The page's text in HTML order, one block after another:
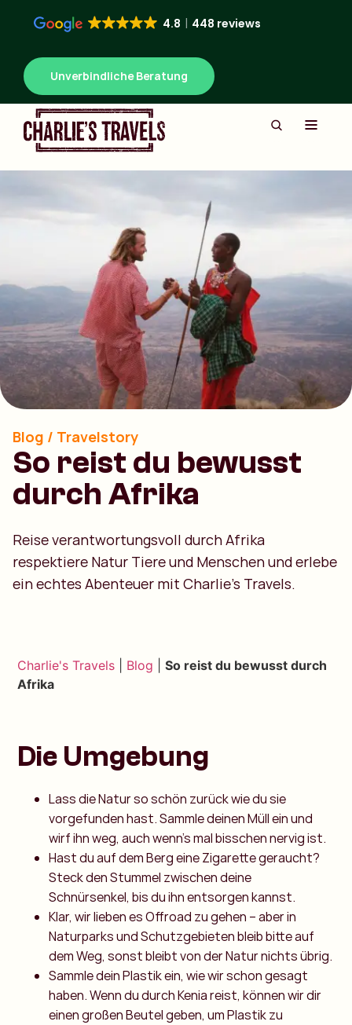
4.8 448 reviews
Unverbindliche Beratung
Blog / Travelstory
So reist du bewusst
durch Afrika
Reise verantwortungsvoll durch Afrika
respektiere Natur Tiere und Menschen und erlebe
ein echtes Abenteuer mit Charlie's Travels.
Charlie's Travels Blog |So reist du bewusst durch
Afrika
Die Umgebung
Lass die Natur so schön zurück wie du sie
vorgefunden hast. Sammle deinen Müll ein und
wirf ihn weg, auch wenn’s mal bisschen nervig ist.
Hast du auf dem Berg eine Zigarette geraucht?
Steck den Stummel zwischen deine
Schnürsenkel, bis du ihn entsorgen kannst.
Klar, wir lieben es Offroad zu gehen – aber in
Naturparks und Schutzgebieten bleib bitte auf
dem Weg, sonst bleibt von der Natur nichts übrig.
Sammle dein Plastik ein, wie wir schon gesagt
haben. Wenn du durch Kenia reist, können wir dir
einen großen Beutel geben, um Plastik zu